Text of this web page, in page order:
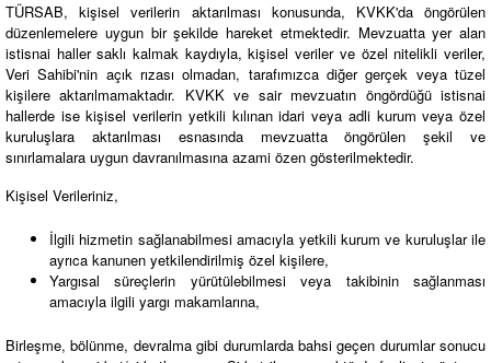
TÜRSAB, kişisel verilerin aktarılması konusunda, KVKK'da öngörülen
düzenlemelere uygun bir şekilde hareket etmektedir. Mevzuatta yer alan
istisnai haller saklı kalmak kaydıyla, kişisel veriler ve özel nitelikli veriler,
Veri Sahibi'nin açık rızası olmadan, tarafımızca diğer gerçek veya tüzel
kişilere aktarılmamaktadır. KVKK ve sair mevzuatın öngördüğü istisnai
hallerde ise kişisel verilerin yetkili kılınan idari veya adli kurum veya özel
kuruluşlara aktarılması esnasında mevzuatta öngörülen şekil ve
sınırlamalara uygun davranılmasına azami özen gösterilmektedir.
Kişisel Verileriniz,
İlgili hizmetin sağlanabilmesi amacıyla yetkili kurum ve kuruluşlar ile
ayrıca kanunen yetkilendirilmiş özel kişilere,
Yargısal süreçlerin yürütülebilmesi veya takibinin sağlanması
amacıyla ilgili yargı makamlarına,
Birleşme, bölünme, devralma gibi durumlarda bahsi geçen durumlar sonucu